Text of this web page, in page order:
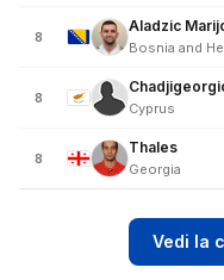
8
Aladzic
Bosnia and
8
Cyprus
8
Thales
Georgia
Vedi la